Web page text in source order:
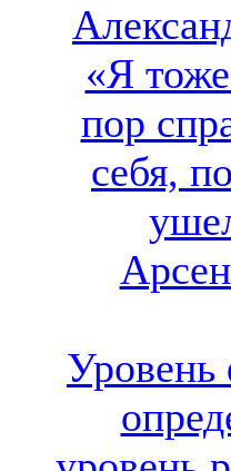
«Я
пор
себя,
Уровень